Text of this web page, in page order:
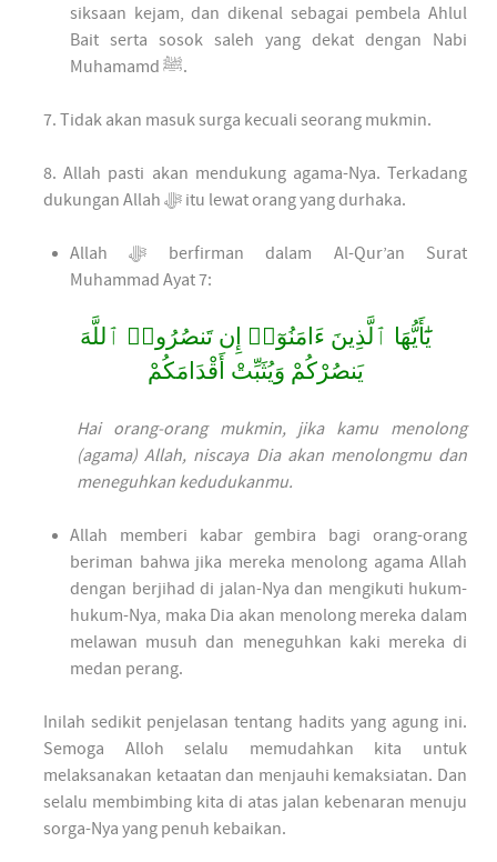
siksaan kejam, dan dikenal sebagai pembela Ahlul
Bait serta sosok saleh yang dekat dengan Nabi
Muhamamd ﷺ.
7. Tidak akan masuk surga kecuali seorang mukmin.
8. Allah pasti akan mendukung agama-Nya. Terkadang
dukungan Allah ﷻ itu lewat orang yang durhaka.
Allah ﷻ berfirman dalam Al-Qur’an Surat
Muhammad Ayat 7:
يَٰٓأَيُّهَا ٱلَّذِينَ ءَامَنُوٓا۟ إِن تَنصُرُوا۟ ٱللَّهَ
يَنصُرْكُمْ وَيُثَبِّتْ أَقْدَامَكُمْ
Hai orang-orang mukmin, jika kamu menolong
(agama) Allah, niscaya Dia akan menolongmu dan
meneguhkan kedudukanmu.
Allah memberi kabar gembira bagi orang-orang
beriman bahwa jika mereka menolong agama Allah
dengan berjihad di jalan-Nya dan mengikuti hukum-
hukum-Nya, maka Dia akan menolong mereka dalam
melawan musuh dan meneguhkan kaki mereka di
medan perang.
Inilah sedikit penjelasan tentang hadits yang agung ini.
Semoga Alloh selalu memudahkan kita untuk
melaksanakan ketaatan dan menjauhi kemaksiatan. Dan
selalu membimbing kita di atas jalan kebenaran menuju
sorga-Nya yang penuh kebaikan.